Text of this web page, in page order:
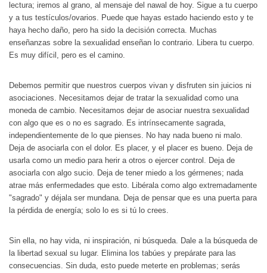
lectura; iremos al grano, al mensaje del nawal de hoy. Sigue a tu cuerpo
y a tus testículos/ovarios. Puede que hayas estado haciendo esto y te
haya hecho daño, pero ha sido la decisión correcta. Muchas
enseñanzas sobre la sexualidad enseñan lo contrario. Libera tu cuerpo.
Es muy difícil, pero es el camino.
Debemos permitir que nuestros cuerpos vivan y disfruten sin juicios ni
asociaciones. Necesitamos dejar de tratar la sexualidad como una
moneda de cambio. Necesitamos dejar de asociar nuestra sexualidad
con algo que es o no es sagrado. Es intrínsecamente sagrada,
independientemente de lo que pienses. No hay nada bueno ni malo.
Deja de asociarla con el dolor. Es placer, y el placer es bueno. Deja de
usarla como un medio para herir a otros o ejercer control. Deja de
asociarla con algo sucio. Deja de tener miedo a los gérmenes; nada
atrae más enfermedades que esto. Libérala como algo extremadamente
"sagrado" y déjala ser mundana. Deja de pensar que es una puerta para
la pérdida de energía; solo lo es si tú lo crees.
Sin ella, no hay vida, ni inspiración, ni búsqueda. Dale a la búsqueda de
la libertad sexual su lugar. Elimina los tabúes y prepárate para las
consecuencias. Sin duda, esto puede meterte en problemas; serás